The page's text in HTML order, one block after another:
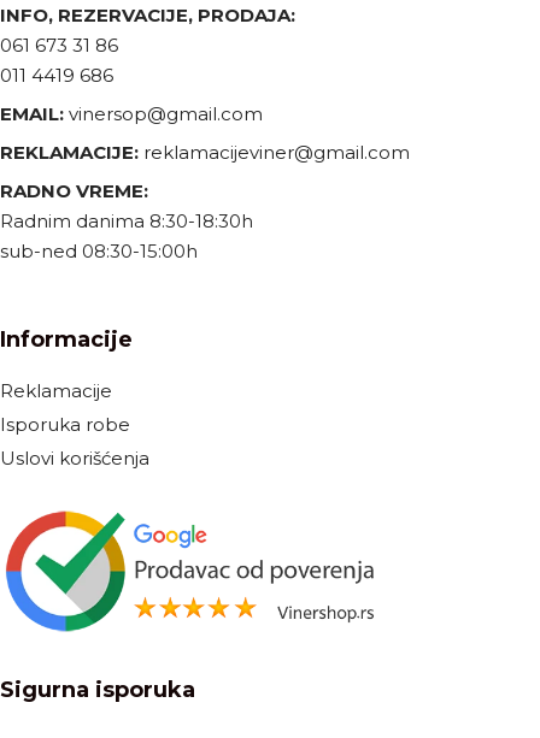
INFO, REZERVACIJE, PRODAJA:
061 673 31 86
011 4419 686
EMAIL: vinersop@gmail.com
REKLAMACIJE: reklamacijeviner@gmail.com
RADNO VREME:
Radnim danima 8:30-18:30h
sub-ned 08:30-15:00h
Informacije
Reklamacije
Isporuka robe
Uslovi korišćenja
Sigurna isporuka